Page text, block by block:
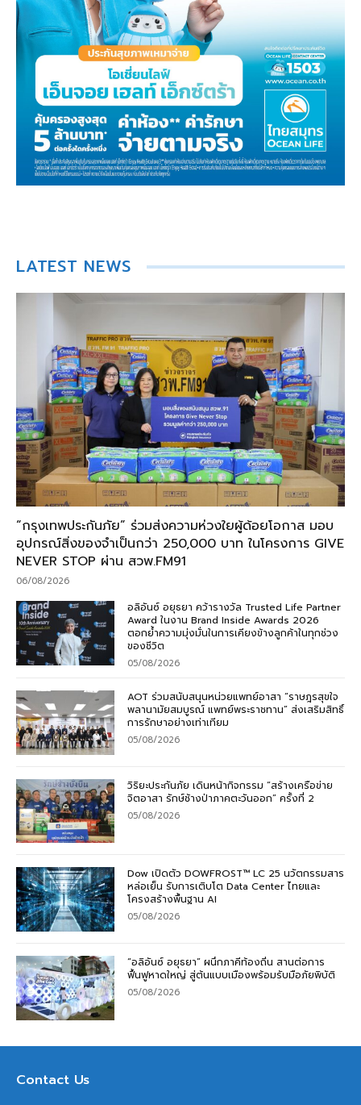
LATEST NEWS
“กรุงเทพประกันภัย” ร่วมส่งความห่วงใยผู้ด้อยโอกาส มอบ
อุปกรณ์สิ่งของจำเป็นกว่า 250,000 บาท ในโครงการ GIVE
NEVER STOP ผ่าน สวพ.FM91
06/08/2026
อลิอันซ์ อยุธยา คว้ารางวัล Trusted Life Partner
Award ในงาน Brand Inside Awards 2026
ตอกย้ำความมุ่งมั่นในการเคียงข้างลูกค้าในทุกช่วง
ของชีวิต
05/08/2026
AOT ร่วมสนับสนุนหน่วยแพทย์อาสา “ราษฎรสุขใจ
พลานามัยสมบูรณ์ แพทย์พระราชทาน” ส่งเสริมสิทธิ์
การรักษาอย่างเท่าเทียม
05/08/2026
วิริยะประกันภัย เดินหน้ากิจกรรม “สร้างเครือข่าย
จิตอาสา รักษ์ช้างป่าภาคตะวันออก” ครั้งที่ 2
05/08/2026
Dow เปิดตัว DOWFROST™ LC 25 นวัตกรรมสาร
หล่อเย็น รับการเติบโต Data Center ไทยและ
โครงสร้างพื้นฐาน AI
05/08/2026
“อลิอันซ์ อยุธยา” ผนึกภาคีท้องถิ่น สานต่อการ
ฟื้นฟูหาดใหญ่ สู่ต้นแบบเมืองพร้อมรับมือภัยพิบัติ
05/08/2026
Contact Us